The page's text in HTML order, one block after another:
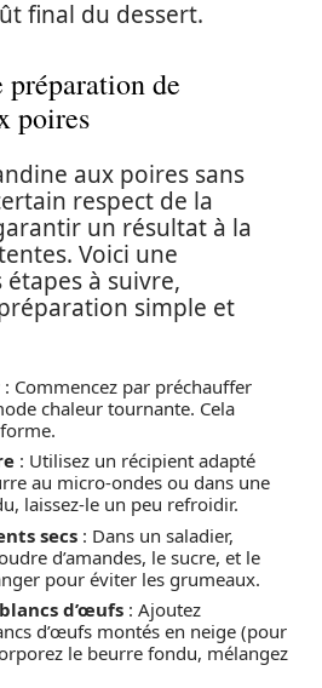
final du dessert.
de
poires
aux poires sans
respect de la
un résultat à la
Voici une
à suivre,
simple et
: Commencez par préchauffer
chaleur tournante. Cela
: Utilisez un récipient adapté
au micro-ondes ou dans une
laissez-le un peu refroidir.
secs : Dans un saladier,
d’amandes, le sucre, et le
pour éviter les grumeaux.
d’œufs : Ajoutez
d’œufs montés en neige (pour
le beurre fondu, mélangez